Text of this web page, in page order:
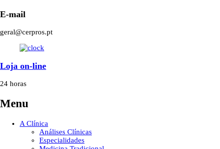
E-mail
geral@cerpros.pt
Loja on-line
24 horas
Menu
A Clínica
Análises Clínicas
Especialidades